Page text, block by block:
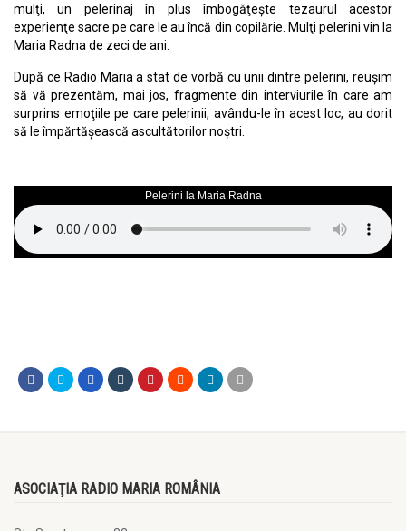
mulţi, un pelerinaj în plus îmbogăţeşte tezaurul acestor
experienţe sacre pe care le au încă din copilărie. Mulţi pelerini vin la
Maria Radna de zeci de ani.
După ce Radio Maria a stat de vorbă cu unii dintre pelerini, reuşim
să vă prezentăm, mai jos, fragmente din interviurile în care am
surprins emoţiile pe care pelerinii, avându-le în acest loc, au dorit
să le împărtăşească ascultătorilor noştri.
Pelerini la Maria Radna
ASOCIAŢIA RADIO MARIA ROMÂNIA